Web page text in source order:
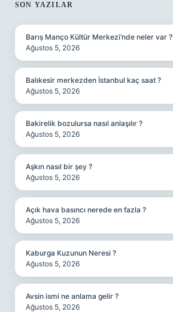
SIDEBAR
SON YAZILAR
Barış Manço Kültür Merkezi’nde neler var ?
Ağustos 5, 2026
Balıkesir merkezden İstanbul kaç saat ?
Ağustos 5, 2026
Bakirelik bozulursa nasıl anlaşılır ?
Ağustos 5, 2026
Aşkın nasıl bir şey ?
Ağustos 5, 2026
Açık hava basıncı nerede en fazla ?
Ağustos 5, 2026
Kaburga Kuzunun Neresi ?
Ağustos 5, 2026
Avsin ismi ne anlama gelir ?
Ağustos 5, 2026